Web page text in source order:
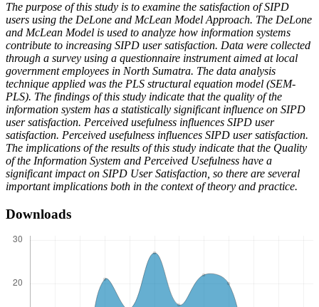
The purpose of this study is to examine the satisfaction of SIPD
users using the DeLone and McLean Model Approach. The DeLone
and McLean Model is used to analyze how information systems
contribute to increasing SIPD user satisfaction. Data were collected
through a survey using a questionnaire instrument aimed at local
government employees in North Sumatra. The data analysis
technique applied was the PLS structural equation model (SEM-
PLS). The findings of this study indicate that the quality of the
information system has a statistically significant influence on SIPD
user satisfaction. Perceived usefulness influences SIPD user
satisfaction. Perceived usefulness influences SIPD user satisfaction.
The implications of the results of this study indicate that the Quality
of the Information System and Perceived Usefulness have a
significant impact on SIPD User Satisfaction, so there are several
important implications both in the context of theory and practice.
Downloads